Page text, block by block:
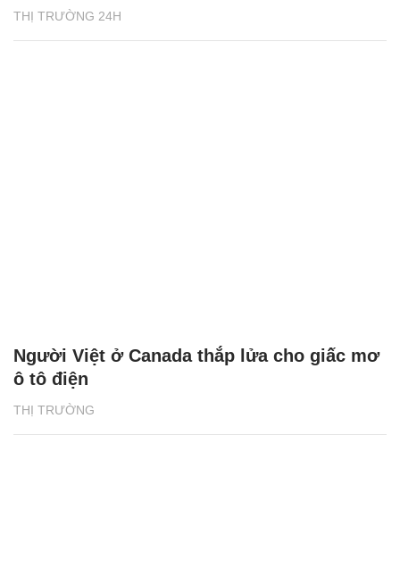
THỊ TRƯỜNG 24H
THỊ TRƯỜNG
Người Việt ở Canada thắp lửa cho giấc mơ
ô tô điện